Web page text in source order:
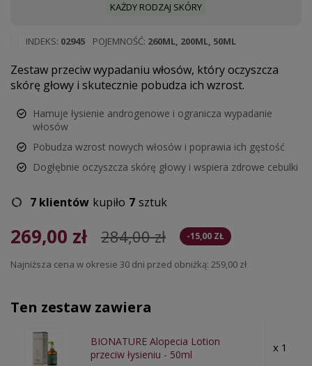
KAŻDY RODZAJ SKÓRY
INDEKS 02945 POJEMNOŚĆ 260ML, 200ML, 50ML
Zestaw przeciw wypadaniu włosów, który oczyszcza
skórę głowy i skutecznie pobudza ich wzrost.
Hamuje łysienie androgenowe i ogranicza wypadanie
włosów
Pobudza wzrost nowych włosów i poprawia ich gęstość
Dogłębnie oczyszcza skórę głowy i wspiera zdrowe cebulki
7 klientów kupiło 7 sztuk
269,00 zł 284,00 zł -15,00 ZŁ
Najniższa cena w okresie 30 dni przed obniżką: 259,00 zł
Ten zestaw zawiera
BIONATURE Alopecia Lotion
przeciw łysieniu - 50ml
x 1